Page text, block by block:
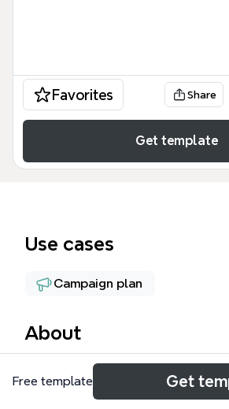
Favorites Share
Get template
Use cases
Campaign plan
About
運動会の企画を一から決めるための
ンプレートです。目的・参加者・種
Free template Get